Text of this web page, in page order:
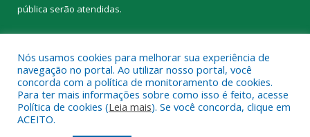
pública serão atendidas.
Todos os direitos reservados a Prefeitura Municipal de Trairão.
Nós usamos cookies para melhorar sua experiência de
navegação no portal. Ao utilizar nosso portal, você
concorda com a política de monitoramento de cookies.
Para ter mais informações sobre como isso é feito, acesse
Política de cookies (Leia mais). Se você concorda, clique em
ACEITO.